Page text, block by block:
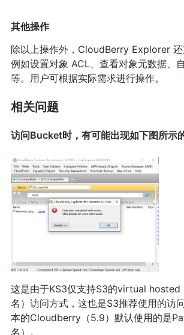
其他操作
除以上操作外，CloudBerry Explorer 还
例如设置对象 ACL、查看对象元数据、
等。用户可根据实际需求进行操作。
相关问题
访问Bucket时，有可能出现如下图所示
这是由于KS3仅支持S3的virtual hosted
名）访问方式，这也是S3推荐使用的访
本的Cloudberry（5.9）默认使用的是
名）。